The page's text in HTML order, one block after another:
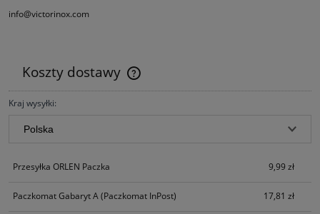
info@victorinox.com
Koszty dostawy
Cena nie zawiera ewentualnych kosztów płatności
Kraj wysyłki:
Przesyłka ORLEN Paczka 9,99 zł
Paczkomat Gabaryt A(Paczkomat InPost) 17,81 zł